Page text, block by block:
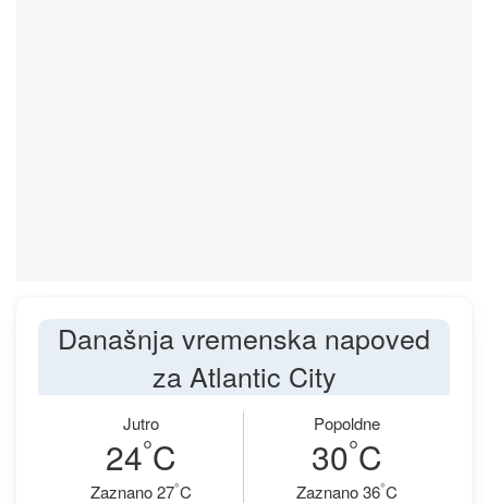
Današnja vremenska napoved
za Atlantic City
Jutro
24°C
Zaznano 27°C
Popoldne
30°C
Zaznano 36°C